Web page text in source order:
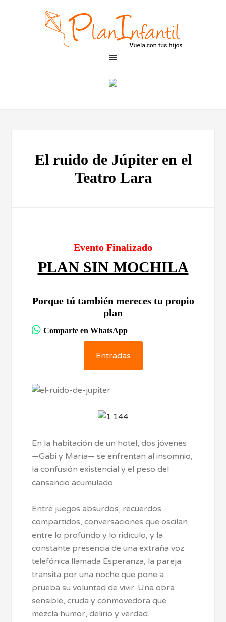
El ruido de Júpiter en el
Teatro Lara
Evento Finalizado
PLAN SIN MOCHILA
Porque tú también mereces tu propio
plan
Comparte en WhatsApp
Entradas
En la habitación de un hotel, dos jóvenes
—Gabi y María— se enfrentan al insomnio,
la confusión existencial y el peso del
cansancio acumulado.
Entre juegos absurdos, recuerdos
compartidos, conversaciones que oscilan
entre lo profundo y lo ridículo, y la
constante presencia de una extraña voz
telefónica llamada Esperanza, la pareja
transita por una noche que pone a
prueba su voluntad de vivir. Una obra
sensible, cruda y conmovedora que
mezcla humor, delirio y verdad.